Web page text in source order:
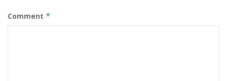
Comment *